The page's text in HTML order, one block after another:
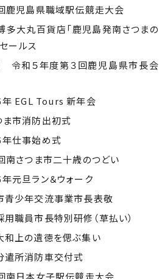
児島県職域駅伝競走大会
大丸百貨店「鹿児島発南さつまの
ールス
令和５年度第３回鹿児島県市長会
EGL Tours 新年会
市消防出初式
仕事始め式
さつま市二十歳のつどい
元旦ラン＆ウォーク
少年交流事業市長表敬
職員市長特別研修（草払い）
上の遺徳を偲ぶ集い
所消防車交付式
日本女子駅伝競走大会